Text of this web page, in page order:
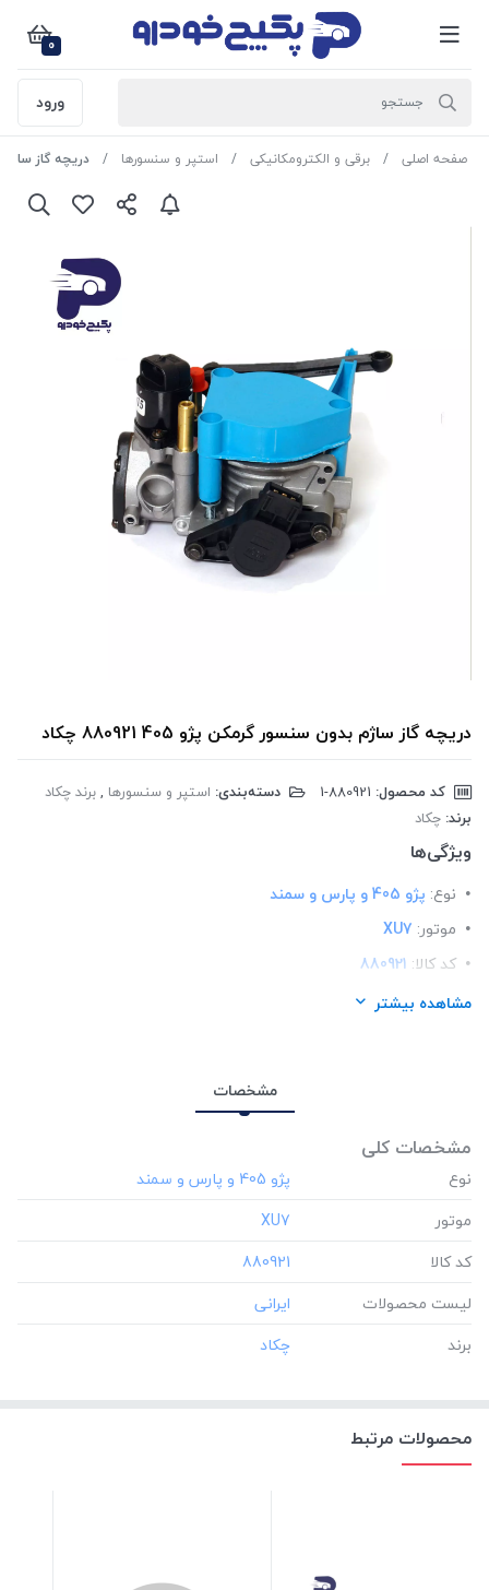
0
ورود
صفحه اصلی برقی و الکترومکانیکی استپر و سنسورها دریچه گاز ساژم بدون
دریچه گاز ساژم بدون سنسور گرمکن پژو 405 880921 چکاد
کد محصول: دسته‌بندی: استپر و سنسورها ,برند چکاد
برند: چکاد
ویژگی‌ها
نوع: پژو 405 و پارس و سمند
موتور: XU7
کد کالا: 880921
لیست محصولات:
مشاهده بیشتر
مشخصات
مشخصات کلی
نوع
موتور
‎XU7
کد کالا
‎880921
لیست محصولات
برند
محصولات مرتبط